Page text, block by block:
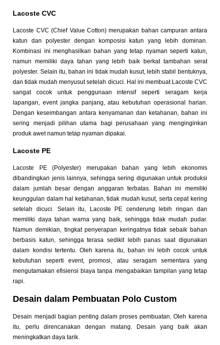
Lacoste CVC
Lacoste CVC (Chief Value Cotton) merupakan bahan campuran antara
katun dan polyester dengan komposisi katun yang lebih dominan.
Kombinasi ini menghasilkan bahan yang tetap nyaman seperti katun,
namun memiliki daya tahan yang lebih baik berkat tambahan serat
polyester. Selain itu, bahan ini tidak mudah kusut, lebih stabil bentuknya,
dan tidak mudah menyusut setelah dicuci. Hal ini membuat Lacoste CVC
sangat cocok untuk penggunaan intensif seperti seragam kerja
lapangan, event jangka panjang, atau kebutuhan operasional harian.
Dengan keseimbangan antara kenyamanan dan ketahanan, bahan ini
sering menjadi pilihan utama bagi perusahaan yang menginginkan
produk awet namun tetap nyaman dipakai.
Lacoste PE
Lacoste PE (Polyester) merupakan bahan yang lebih ekonomis
dibandingkan jenis lainnya, sehingga sering digunakan untuk produksi
dalam jumlah besar dengan anggaran terbatas. Bahan ini memiliki
keunggulan dalam hal ketahanan, tidak mudah kusut, serta cepat kering
setelah dicuci. Selain itu, Lacoste PE cenderung lebih ringan dan
memiliki daya tahan warna yang baik, sehingga tidak mudah pudar.
Namun demikian, tingkat penyerapan keringatnya tidak sebaik bahan
berbasis katun, sehingga terasa sedikit lebih panas saat digunakan
dalam kondisi tertentu. Oleh karena itu, bahan ini lebih cocok untuk
kebutuhan seperti event, promosi, atau seragam sementara yang
mengutamakan efisiensi biaya tanpa mengabaikan tampilan yang tetap
rapi.
Desain dalam Pembuatan Polo Custom
Desain menjadi bagian penting dalam proses pembuatan. Oleh karena
itu, perlu direncanakan dengan matang. Desain yang baik akan
meningkatkan daya tarik.